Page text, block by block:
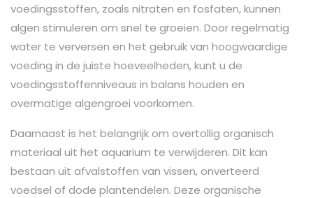
voedingsstoffen, zoals nitraten en fosfaten, kunnen
algen stimuleren om snel te groeien. Door regelmatig
water te verversen en het gebruik van hoogwaardige
voeding in de juiste hoeveelheden, kunt u de
voedingsstoffenniveaus in balans houden en
overmatige algengroei voorkomen.
Daarnaast is het belangrijk om overtollig organisch
materiaal uit het aquarium te verwijderen. Dit kan
bestaan uit afvalstoffen van vissen, onverteerd
voedsel of dode plantendelen. Deze organische